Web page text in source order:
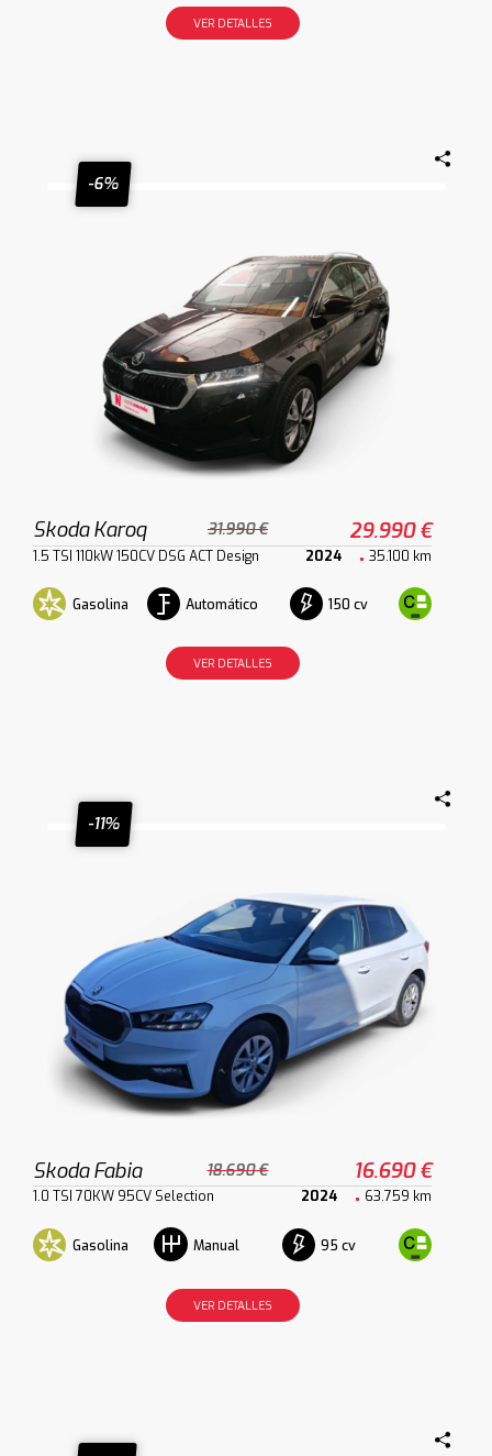
VER DETALLES
-6%
Skoda Karoq 31.990 € 29.990 €
1.5 TSI 110kW 150CV DSG ACT Design 2024 35.100 km
Gasolina Automático 150 cv
VER DETALLES
-11%
Skoda Fabia 18.690 € 16.690 €
1.0 TSI 70KW 95CV Selection 2024 63.759 km
Gasolina Manual 95 cv
VER DETALLES